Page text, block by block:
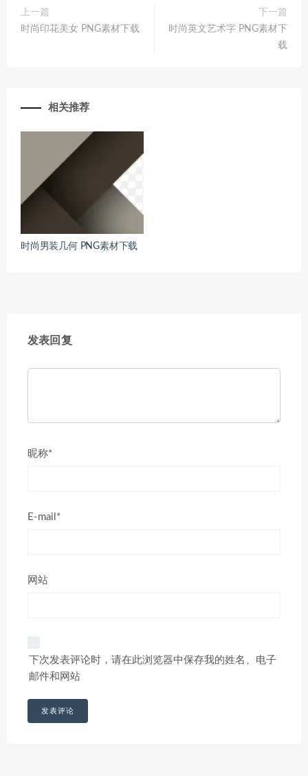
上一篇
时尚印花美女 PNG素材下载
下一篇
时尚英文艺术字 PNG素材下
载
相关推荐
时尚男装几何 PNG素材下载
发表回复
昵称*
E-mail*
网站
下次发表评论时，请在此浏览器中保存我的姓名、电子
邮件和网站